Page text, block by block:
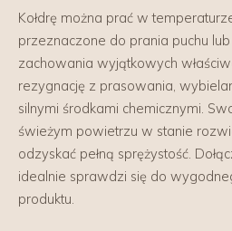
Kołdrę można prać w
przeznaczone do prania puchu
zachowania wyjątkowych
rezygnację z prasowania,
silnymi środkami chemicznymi.
świeżym powietrzu w stanie
odzyskać pełną sprężystość.
idealnie sprawdzi się do
produktu.